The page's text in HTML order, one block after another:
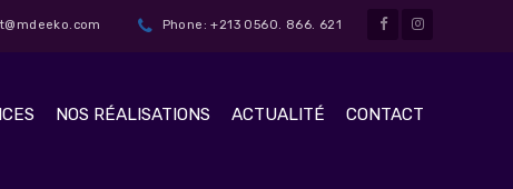
Phone: +213 0560. 866. 621
NOS RÉALISATIONS ACTUALITÉ CONTACT